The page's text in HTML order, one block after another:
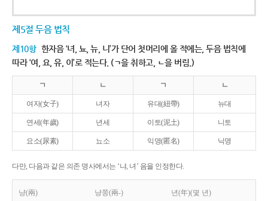
제5절 두음 법칙
제10항 한자음 ‘녀, 뇨, 뉴, 니’가 단어 첫머리에 올 적에는, 두음 법칙에
따라 ‘여, 요, 유, 이’로 적는다. (ㄱ을 취하고, ㄴ을 버림.)
ㄱ ㄴ ㄱ ㄴ
여자(女子) 녀자 유대(紐帶) 뉴대
연세(年歲) 년세 이토(泥土) 니토
요소(尿素) 뇨소 익명(匿名) 닉명
다만, 다음과 같은 의존 명사에서는 ‘냐, 녀’ 음을 인정한다.
냥(兩) 냥쭝(兩-) 년(年)(몇 년)